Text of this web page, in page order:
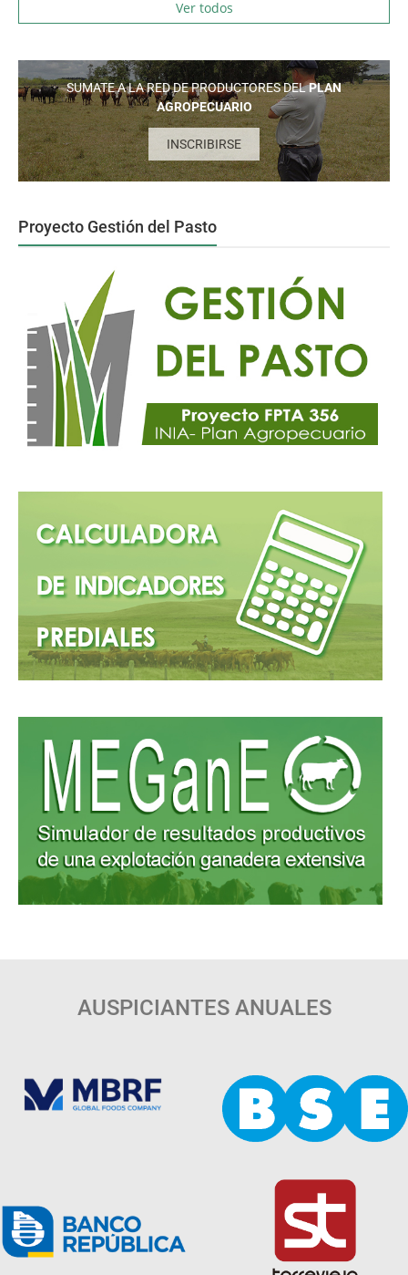
Ver todos
SUMATE A LA RED DE PRODUCTORES DELPLAN
AGROPECUARIO
INSCRIBIRSE
Proyecto Gestión del Pasto
AUSPICIANTES ANUALES